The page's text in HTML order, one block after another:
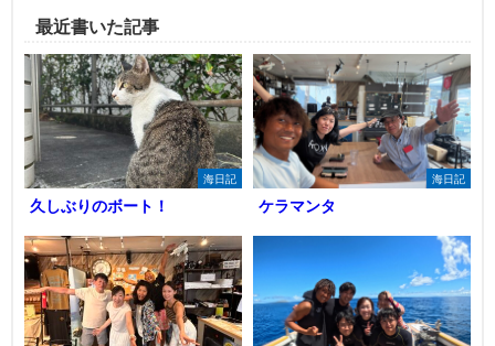
最近書いた記事
海日記
久しぶりのボート！
海日記
ケラマンタ